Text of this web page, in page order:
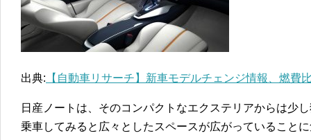
出典: 【自動車リサーチ】新車モデルチェンジ情報、燃費
日産ノートは、そのコンパクトなエクステリアからは少
乗車してみると広々としたスペースが広がっていること